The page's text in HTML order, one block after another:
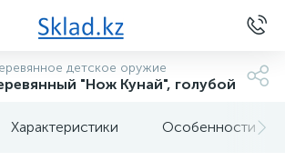
детское оружие
"Нож Кунай", голубой
Характеристики Особенности